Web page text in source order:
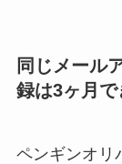
同じメール
録は3ヶ月で
ペンギンオリ